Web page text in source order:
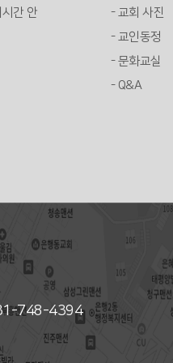
간 안
- 교회 사진
- 교인동정
- 문화교실
- Q&A
748-4394